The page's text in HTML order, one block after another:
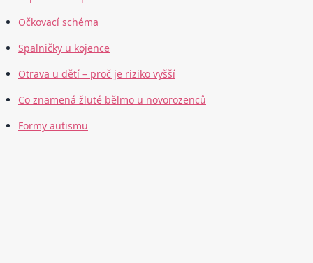
Očkovací schéma
Spalničky u kojence
Otrava u dětí – proč je riziko vyšší
Co znamená žluté bělmo u novorozenců
Formy autismu